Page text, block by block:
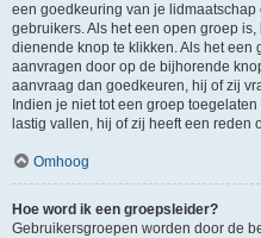
een goedkeuring van je
gebruikers. Als het een open groep
dienende knop te klikken. Als het
aanvragen door op de bijhorende
aanvraag dan goedkeuren, hij of zij
Indien je niet tot een groep
lastig vallen, hij of zij heeft een reden
Omhoog
Hoe word ik een groepsleider?
Gebruikersgroepen worden door de